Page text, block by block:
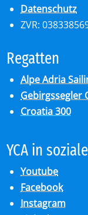
Datenschutz
ZVR:
Re­gat­ten
Alpe Adria
Gebirgssegler
Croatia 300
YCA in
Youtube
Facebook
Instagram